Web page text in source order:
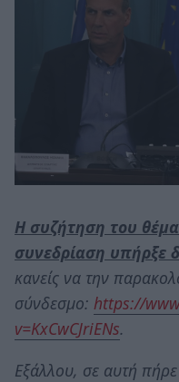
Η συζήτηση του
συνεδρίαση υπήρξε
κανείς να την
σύνδεσμο: https://
v=KxCwCJriENs.
Εξάλλου, σε αυτή